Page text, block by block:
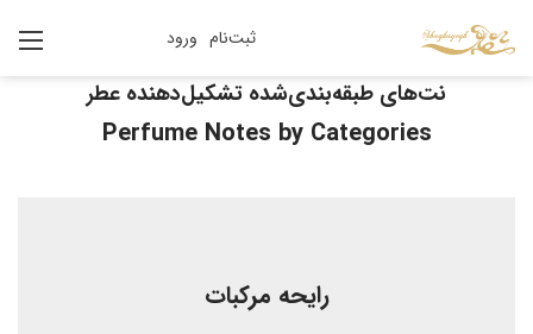
ثبت‌نام ورود
نت‌های طبقه‌بندی‌شده تشکیل‌دهنده عطر
Perfume Notes by Categories
رایحه مرکبات